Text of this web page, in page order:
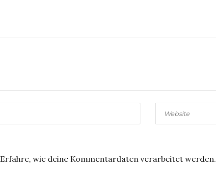
Erfahre, wie deine Kommentardaten verarbeitet werden.